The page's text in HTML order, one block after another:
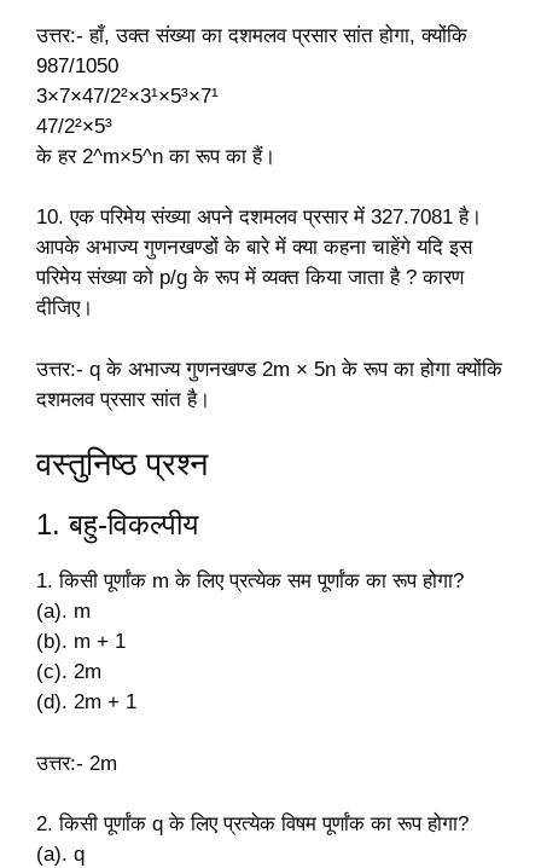
उत्तर:- हाँ, उक्त संख्या का दशमलव प्रसार सांत होगा, क्योंकि
987/1050
3×7×47/2²×3¹×5³×7¹
47/2²×5³
के हर 2^m×5^n का रूप का हैं।
10. एक परिमेय संख्या अपने दशमलव प्रसार में 327.7081 है।
आपके अभाज्य गुणनखण्डों के बारे में क्या कहना चाहेंगे यदि इस
परिमेय संख्या को p/g के रूप में व्यक्त किया जाता है ? कारण
दीजिए।
उत्तर:- q के अभाज्य गुणनखण्ड 2m × 5n के रूप का होगा क्योंकि
दशमलव प्रसार सांत है।
वस्तुनिष्ठ प्रश्न
1. बहु-विकल्पीय
1. किसी पूर्णांक m के लिए प्रत्येक सम पूर्णांक का रूप होगा?
(a). m
(b). m + 1
(c). 2m
(d). 2m + 1
उत्तर:- 2m
2. किसी पूर्णांक q के लिए प्रत्येक विषम पूर्णांक का रूप होगा?
(a). q